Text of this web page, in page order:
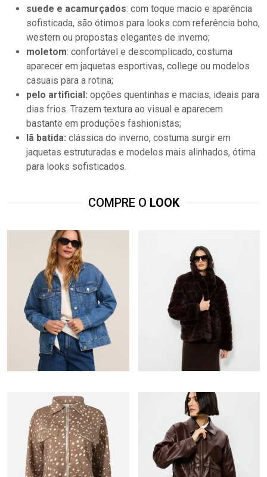
suede e acamurçados: com toque macio e aparência
sofisticada, são ótimos para looks com referência boho,
western ou propostas elegantes de inverno;
moletom: confortável e descomplicado, costuma
aparecer em jaquetas esportivas, college ou modelos
casuais para a rotina;
pelo artificial: opções quentinhas e macias, ideais para
dias frios. Trazem textura ao visual e aparecem
bastante em produções fashionistas;
lã batida: clássica do inverno, costuma surgir em
jaquetas estruturadas e modelos mais alinhados, ótima
para looks sofisticados.
COMPRE O LOOK